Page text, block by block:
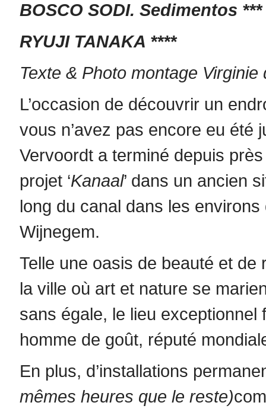
BOSCO SODI. Sedimentos ***
RYUJI TANAKA ****
Texte & Photo montage
L’occasion de découvrir un
vous n’avez pas encore eu été
Vervoordt a terminé depuis
projet ‘Kanaal’ dans un ancien
long du canal dans les environs
Wijnegem.
Telle une oasis de beauté et de
la ville où art et nature se
sans égale, le lieu exceptionnel
homme de goût, réputé
En plus, d’installations
mêmes heures que le reste)